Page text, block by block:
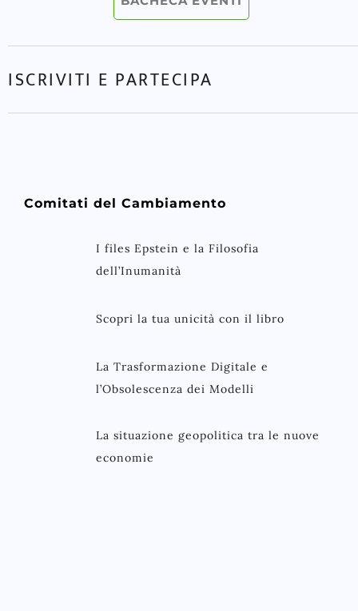
ISCRIVITI E PARTECIPA
Comitati del Cambiamento
I files Epstein e la Filosofia
dell’Inumanità
Scopri la tua unicità con il libro
La Trasformazione Digitale e
l’Obsolescenza dei Modelli
La situazione geopolitica tra le nuove
economie